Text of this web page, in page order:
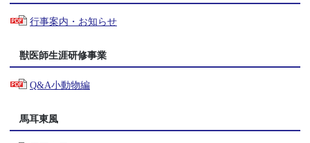
行事案内・お知らせ
獣医師生涯研修事業
Q&A小動物編
馬耳東風